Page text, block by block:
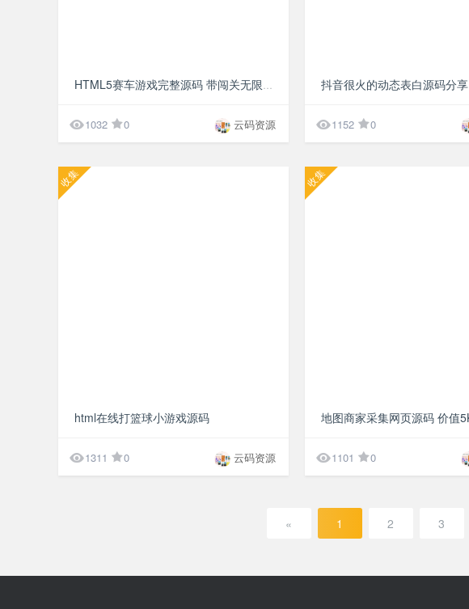
1032 0 云码资源
抖音很火的动态表白源码分享
1152 0
收集
html在线打篮球小游戏源码
1311 0 云码资源
收集
1101 0
« 1 2 3